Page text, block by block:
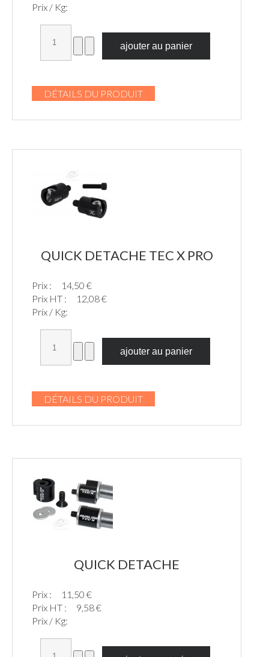
Prix / Kg:
DÉTAILS DU PRODUIT
QUICK DETACHE TEC X PRO
Prix :
14,50 €
Prix HT :
12,08 €
Prix / Kg:
DÉTAILS DU PRODUIT
QUICK DETACHE
Prix :
11,50 €
Prix HT :
9,58 €
Prix / Kg: